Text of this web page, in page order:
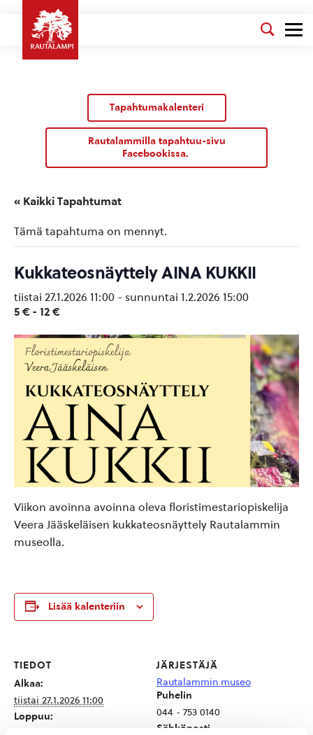
Tapahtumakalenteri
Rautalammilla tapahtuu-sivu
Facebookissa.
« Kaikki Tapahtumat
Tämä tapahtuma on mennyt.
Kukkateosnäyttely AINA KUKKII
tiistai 27.1.2026 11:00 - sunnuntai 1.2.2026 15:00
5 € - 12 €
Viikon avoinna avoinna oleva floristimestariopiskelija
Veera Jääskeläisen kukkateosnäyttely Rautalammin
museolla.
Lisää kalenteriin
TIEDOT
Alkaa:
tiistai 27.1.2026 11:00
Loppuu:
JÄRJESTÄJÄ
Rautalammin museo
Puhelin
044 - 753 0140
Sähköposti